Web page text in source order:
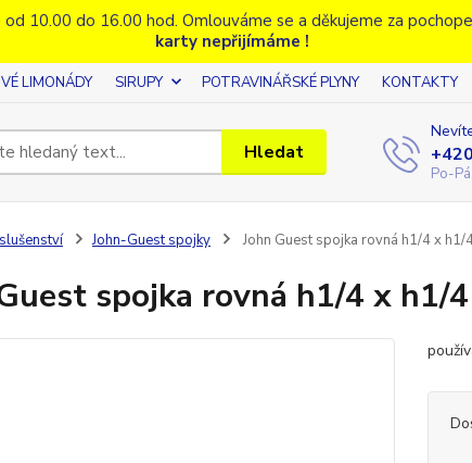
10.00 do 16.00 hod. Omlouváme se a děkujeme za
karty nepřijímáme !
LIMONÁDY SIRUPY POTRAVINÁŘSKÉ PLYNY KONTAKTY
Hledat
Po-
John-Guest spojky John Guest spojka rovná h1/4 x h1/
spojka rovná h1/4 x h1/4